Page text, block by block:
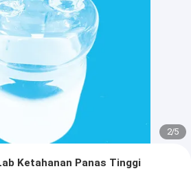
2/5
Ketahanan Panas Tinggi